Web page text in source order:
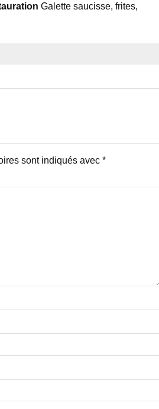
Galette saucisse, frites,
sont indiqués avec *